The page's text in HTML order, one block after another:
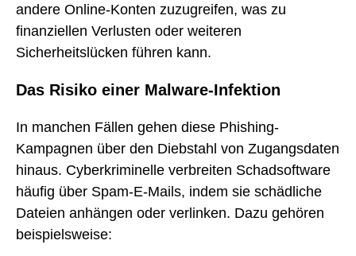
andere Online-Konten zuzugreifen, was zu
finanziellen Verlusten oder weiteren
Sicherheitslücken führen kann.
Das Risiko einer Malware-Infektion
In manchen Fällen gehen diese Phishing-
Kampagnen über den Diebstahl von Zugangsdaten
hinaus. Cyberkriminelle verbreiten Schadsoftware
häufig über Spam-E-Mails, indem sie schädliche
Dateien anhängen oder verlinken. Dazu gehören
beispielsweise: